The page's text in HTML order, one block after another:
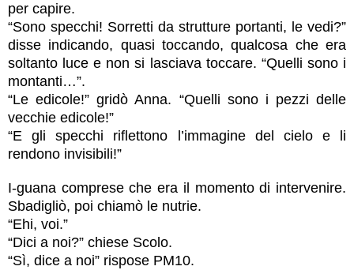
per capire.
“Sono specchi! Sorretti da strutture portanti, le vedi?”
disse indicando, quasi toccando, qualcosa che era
soltanto luce e non si lasciava toccare. “Quelli sono i
montanti…”.
“Le edicole!” gridò Anna. “Quelli sono i pezzi delle
vecchie edicole!”
“E gli specchi riflettono l’immagine del cielo e li
rendono invisibili!”
I-guana comprese che era il momento di intervenire.
Sbadigliò, poi chiamò le nutrie.
“Ehi, voi.”
“Dici a noi?” chiese Scolo.
“Sì, dice a noi” rispose PM10.